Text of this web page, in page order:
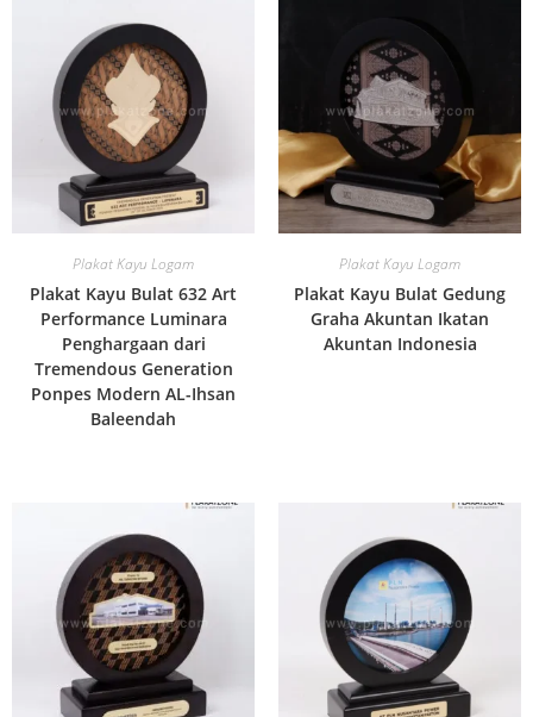
Plakat Kayu Logam
Plakat Kayu Bulat 632 Art
Performance Luminara
Penghargaan dari
Tremendous Generation
Ponpes Modern AL-Ihsan
Baleendah
Plakat Kayu Logam
Plakat Kayu Bulat Gedung
Graha Akuntan Ikatan
Akuntan Indonesia